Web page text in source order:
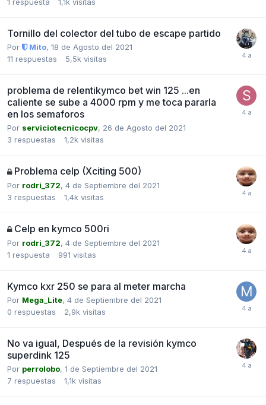
Tornillo del colector del tubo de escape partido
Por Mito, 18 de Agosto del 2021
11 respuestas 5,5k visitas
problema de relentikymco bet win 125 ...en
caliente se sube a 4000 rpm y me toca pararla
en los semaforos
Por serviciotecnicocpv, 26 de Agosto del 2021
3 respuestas 1,2k visitas
Problema celp (Xciting 500)
Por rodri_372, 4 de Septiembre del 2021
3 respuestas 1,4k visitas
Celp en kymco 500ri
Por rodri_372, 4 de Septiembre del 2021
1 respuesta 991 visitas
Kymco kxr 250 se para al meter marcha
Por Mega_Lite, 4 de Septiembre del 2021
0 respuestas 2,9k visitas
No va igual, Después de la revisión kymco
superdink 125
Por perrolobo, 1 de Septiembre del 2021
7 respuestas 1,1k visitas